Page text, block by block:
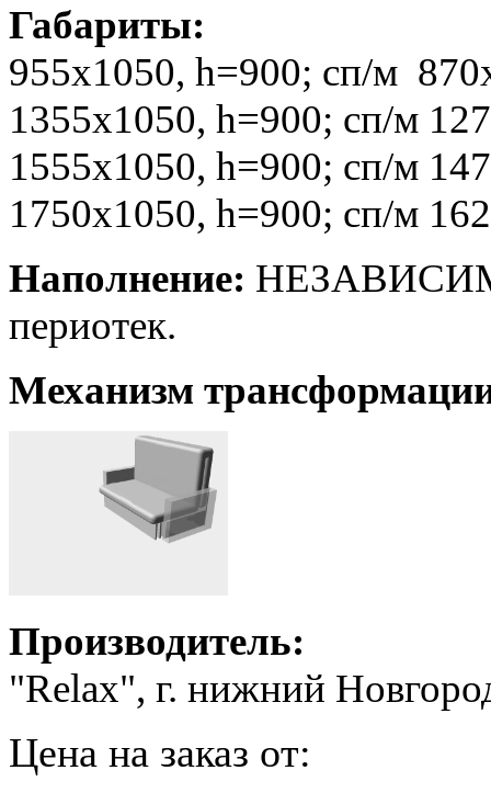
Габариты:
955х1050, h=900; сп/м
1355х1050, h=900; сп/м
1555х1050, h=900; сп/м
1750х1050, h=900; сп/м
Наполнение:
периотек.
Механизм
Производитель:
"Relax", г. нижний
Цена на заказ от: